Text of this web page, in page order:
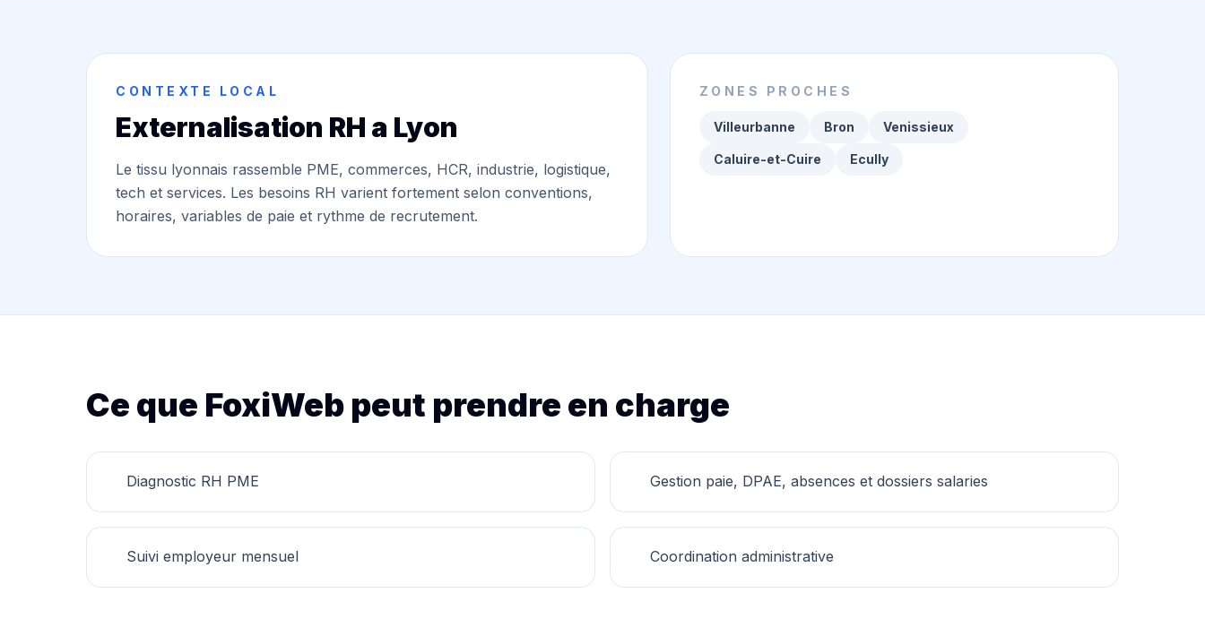
CONTEXTE LOCAL
Externalisation RH a Lyon
Le tissu lyonnais rassemble PME, commerces, HCR, industrie, logistique,
tech et services. Les besoins RH varient fortement selon conventions,
horaires, variables de paie et rythme de recrutement.
ZONES PROCHES
Villeurbanne Bron Venissieux
Caluire-et-Cuire Ecully
Ce que FoxiWeb peut prendre en charge
Diagnostic RH PME Gestion paie, DPAE, absences et dossiers salaries
Suivi employeur mensuel Coordination administrative